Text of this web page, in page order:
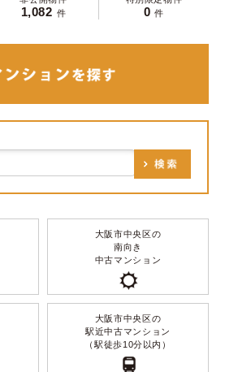
1,082 件 0 件
大阪市中央区の
南向き
中古マンション
大阪市中央区の
駅近中古マンション
（駅徒歩10分以内）